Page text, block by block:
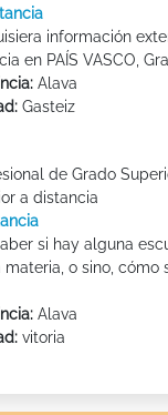
información
en PAÍS VASCO,
Alava
Gasteiz
de Grado
a distancia
si hay alguna
o sino, cómo
Alava
vitoria